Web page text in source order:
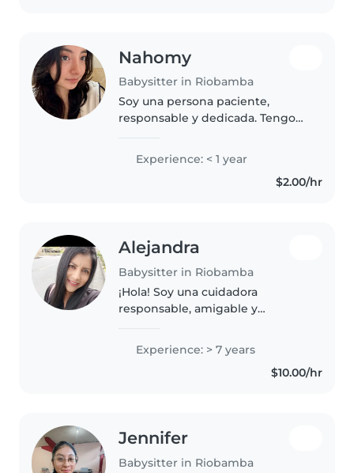
Nahomy
Babysitter in Riobamba
Soy una persona paciente,
responsable y dedicada. Tengo
a 7 años en el ámbito familiar y
disfruto crear un ambiente
seguro, tranquilo y divertido
Experience: < 1 year
$2.00/hr
Alejandra
Babysitter in Riobamba
¡Hola! Soy una cuidadora
responsable, amigable y
experiencia en el cuidado de
niños de todas las edades. Tengo
Experience: > 7 years
$10.00/hr
Jennifer
Babysitter in Riobamba